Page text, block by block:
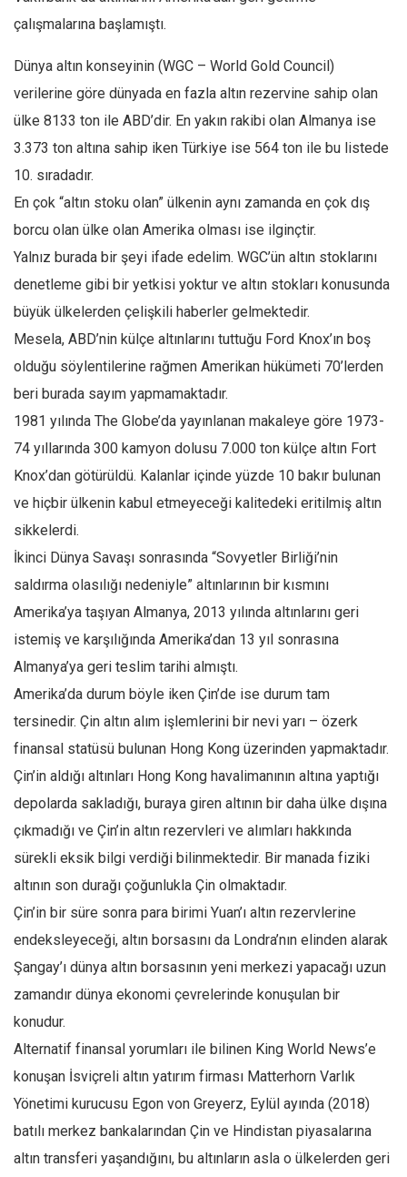
Tarih
çalışmalarına başlamıştı.
Dünya altın konseyinin (WGC – World Gold Council)
verilerine göre dünyada en fazla altın rezervine sahip olan
ülke 8133 ton ile ABD’dir. En yakın rakibi olan Almanya ise
3.373 ton altına sahip iken Türkiye ise 564 ton ile bu listede
10. sıradadır.
En çok “altın stoku olan” ülkenin aynı zamanda en çok dış
borcu olan ülke olan Amerika olması ise ilginçtir.
Yalnız burada bir şeyi ifade edelim. WGC’ün altın stoklarını
denetleme gibi bir yetkisi yoktur ve altın stokları konusunda
büyük ülkelerden çelişkili haberler gelmektedir.
Mesela, ABD’nin külçe altınlarını tuttuğu Ford Knox’ın boş
olduğu söylentilerine rağmen Amerikan hükümeti 70’lerden
beri burada sayım yapmamaktadır.
1981 yılında The Globe’da yayınlanan makaleye göre 1973-
74 yıllarında 300 kamyon dolusu 7.000 ton külçe altın Fort
Knox’dan götürüldü. Kalanlar içinde yüzde 10 bakır bulunan
ve hiçbir ülkenin kabul etmeyeceği kalitedeki eritilmiş altın
sikkelerdi.
İkinci Dünya Savaşı sonrasında “Sovyetler Birliği’nin
saldırma olasılığı nedeniyle” altınlarının bir kısmını
Amerika’ya taşıyan Almanya, 2013 yılında altınlarını geri
istemiş ve karşılığında Amerika’dan 13 yıl sonrasına
Almanya’ya geri teslim tarihi almıştı.
Amerika’da durum böyle iken Çin’de ise durum tam
tersinedir. Çin altın alım işlemlerini bir nevi yarı – özerk
finansal statüsü bulunan Hong Kong üzerinden yapmaktadır.
Çin’in aldığı altınları Hong Kong havalimanının altına yaptığı
depolarda sakladığı, buraya giren altının bir daha ülke dışına
çıkmadığı ve Çin’in altın rezervleri ve alımları hakkında
sürekli eksik bilgi verdiği bilinmektedir. Bir manada fiziki
altının son durağı çoğunlukla Çin olmaktadır.
Çin’in bir süre sonra para birimi Yuan’ı altın rezervlerine
endeksleyeceği, altın borsasını da Londra’nın elinden alarak
Şangay’ı dünya altın borsasının yeni merkezi yapacağı uzun
zamandır dünya ekonomi çevrelerinde konuşulan bir
konudur.
Alternatif finansal yorumları ile bilinen King World News’e
konuşan İsviçreli altın yatırım firması Matterhorn Varlık
Yönetimi kurucusu Egon von Greyerz, Eylül ayında (2018)
batılı merkez bankalarından Çin ve Hindistan piyasalarına
altın transferi yaşandığını, bu altınların asla o ülkelerden geri